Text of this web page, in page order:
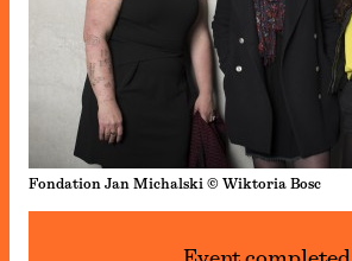
Fondation Jan Michalski © Wiktoria Bosc